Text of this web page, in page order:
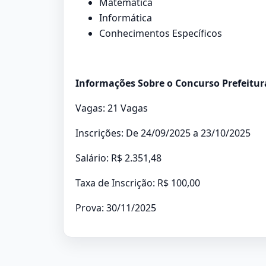
Informática
Conhecimentos Específicos
Informações Sobre o Concurso
Vagas: 21 Vagas
Inscrições: De 24/09/2025 a 23/10/2025
Salário: R$ 2.351,48
Taxa de Inscrição: R$ 100,00
Prova: 30/11/2025